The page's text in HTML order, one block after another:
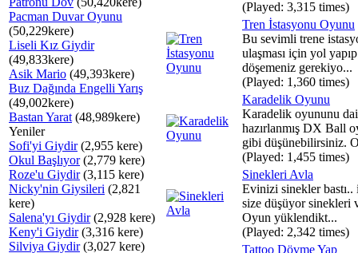
Pacman Duvar Oyunu
(50,229kere)
Liseli Kız Giydir
(49,833kere)
Asik Mario (49,393kere)
Buz Dağında Engelli Yarış
(49,002kere)
Bastan Yarat (48,989kere)
Yeniler
Sofi'yi Giydir(2,955 kere)
Okul Başlıyor(2,779 kere)
Roze'u Giydir(3,115 kere)
Nicky'nin Giysileri (2,821
kere)
Salena'yı Giydir(2,928 kere)
Keny'i Giydir(3,316 kere)
Silviya Giydir(3,027 kere)
(Played: 3,315 times)
Tren İstasyonu Oyunu
Bu sevimli trene
ulaşması için yol
döşemeniz gerekiyo...
(Played: 1,360 times)
Karadelik Oyunu
Karadelik oyununu
hazırlanmış DX Ball
gibi düşünebilirsiniz.
(Played: 1,455 times)
Sinekleri Avla
Evinizi sinekler bastı..
size düşüyor sinekleri
Oyun yüklendikt...
(Played: 2,342 times)
Tattoo Dövme Yap